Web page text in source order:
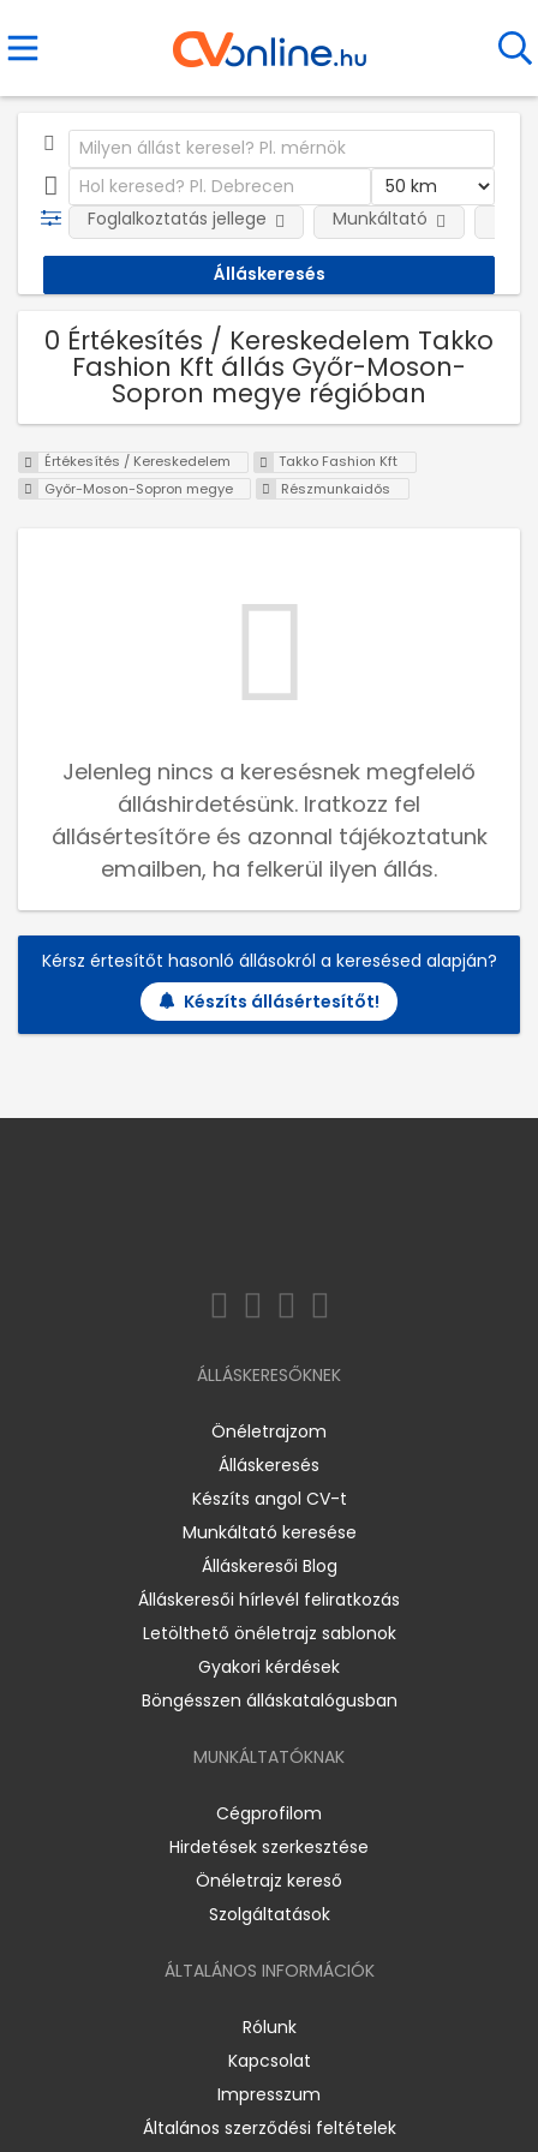
Foglalkoztatás jellege Munkáltató
0 Értékesítés / Kereskedelem Takko
Fashion Kft állás Győr-Moson-
Sopron megye régióban
Értékesítés / Kereskedelem
Takko Fashion Kft
Győr-Moson-Sopron megye
Részmunkaidős
Jelenleg nincs a keresésnek megfelelő
álláshirdetésünk. Iratkozz fel
állásértesítőre és azonnal tájékoztatunk
emailben, ha felkerül ilyen állás.
Kérsz értesítőt hasonló állásokról a keresésed alapján?
Készíts állásértesítőt!
ÁLLÁSKERESŐKNEK
Önéletrajzom
Álláskeresés
Készíts angol CV-t
Munkáltató keresése
Álláskeresői Blog
Álláskeresői hírlevél feliratkozás
Letölthető önéletrajz sablonok
Gyakori kérdések
Böngésszen álláskatalógusban
MUNKÁLTATÓKNAK
Cégprofilom
Hirdetések szerkesztése
Önéletrajz kereső
Szolgáltatások
ÁLTALÁNOS INFORMÁCIÓK
Rólunk
Kapcsolat
Impresszum
Általános szerződési feltételek